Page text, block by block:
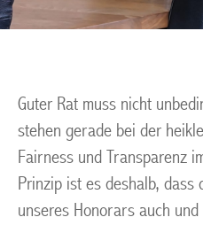
Guter Rat muss nicht
stehen gerade bei der
Fairness und Transparenz
Prinzip ist es deshalb, dass
unseres Honorars auch